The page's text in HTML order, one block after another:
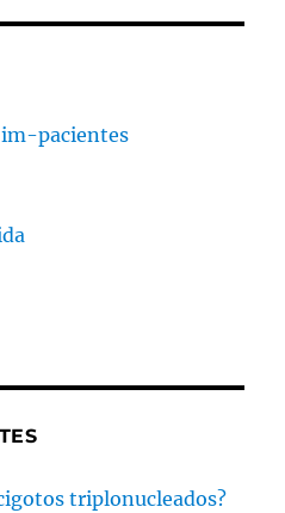
im-pacientes
triplonucleados?